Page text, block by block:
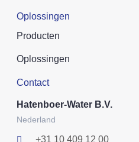
Oplossingen
Producten
Oplossingen
Contact
Hatenboer-Water B.V.
Nederland
+31 10 409 12 00